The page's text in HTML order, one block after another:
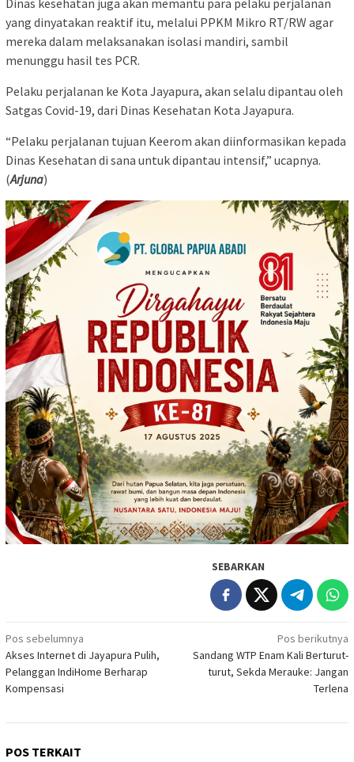
yang dinyatakan reaktif itu, melalui PPKM Mikro RT/RW agar
mereka dalam melaksanakan isolasi mandiri, sambil
menunggu hasil tes PCR.
Pelaku perjalanan ke Kota Jayapura, akan selalu dipantau oleh
Satgas Covid-19, dari Dinas Kesehatan Kota Jayapura.
“Pelaku perjalanan tujuan Keerom akan diinformasikan kepada
Dinas Kesehatan di sana untuk dipantau intensif,” ucapnya.
(Arjuna)
SEBARKAN
Navigasi
pos
Pos sebelumnya
Akses Internet di Jayapura Pulih,
Pelanggan IndiHome Berharap
Kompensasi
Pos berikutnya
Sandang WTP Enam Kali Berturut-
turut, Sekda Merauke: Jangan
Terlena
POS TERKAIT